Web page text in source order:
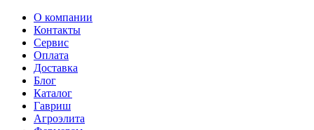
О компании
Контакты
Сервис
Оплата
Доставка
Блог
Каталог
Гавриш
Агроэлита